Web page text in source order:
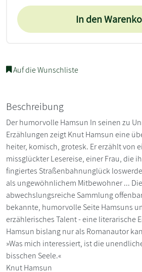
In den
Auf die Wunschliste
Beschreibung
Der humorvolle Hamsun In seinen zu
Erzählungen zeigt Knut Hamsun eine
heiter, komisch, grotesk. Er erzählt von
missglückter Lesereise, einer Frau, die
fingiertes Straßenbahnunglück
als ungewöhnlichem Mitbewohner ...
abwechslungsreiche Sammlung
bekannte, humorvolle Seite Hamsuns
erzählerisches Talent - eine literarische
Hamsun bislang nur als Romanautor
»Was mich interessiert, ist die
bisschen Seele.«
Knut Hamsun